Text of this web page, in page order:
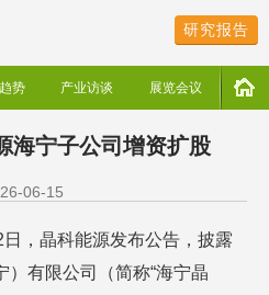
研究报告
势 产业访谈 展览会议
海宁子公司增资扩股
06-15
，晶科能源发布公告，披露
有限公司（简称“海宁晶